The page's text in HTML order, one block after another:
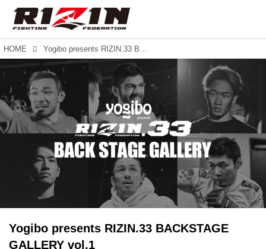
HOME Yogibo presents RIZIN.33 BACKSTAGE GALLERY vol.1
Yogibo presents RIZIN.33 BACKSTAGE
GALLERY vol.1